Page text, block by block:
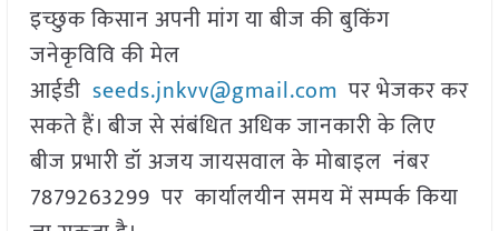
इच्छुक किसान अपनी मांग या बीज की बुकिंग
जनेकृविवि की मेल
आईडी seeds.jnkvv@gmail.com पर भेजकर कर
सकते हैं। बीज से संबंधित अधिक जानकारी के लिए
बीज प्रभारी डॉ अजय जायसवाल के मोबाइल नंबर
7879263299 पर कार्यालयीन समय में सम्पर्क किया